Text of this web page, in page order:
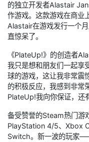
的独立开发者Alastair
作游戏。这款游戏在商业
Alastair在游戏发行一个
直惊呆了。
《PlateUp!》的创造者
我只是想和朋友们一起享
球的游戏，这让我非常震
的积极反应，我感到非常
PlateUp!我向你保证，还
备受赞誉的Steam热门游
PlayStation 4/5、Xbox
Switch。新一波的玩家